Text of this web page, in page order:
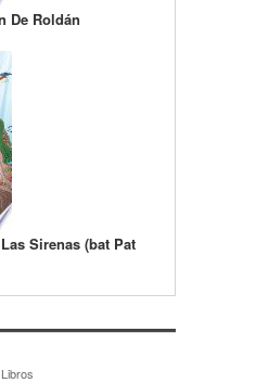
De Roldán
Sirenas (bat Pat